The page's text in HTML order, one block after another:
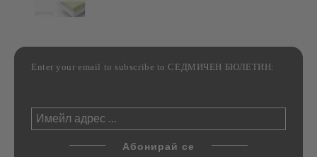
Enter your email to subscribe to СЕДМИЧЕН БЮЛЕТИН: